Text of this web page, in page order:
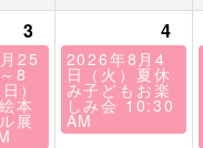
3
25
8
）
本
展
4
2026年8月4
日（火）夏休
み子どもお楽
しみ会10:30
AM